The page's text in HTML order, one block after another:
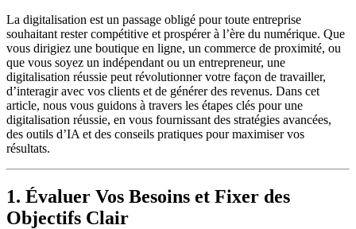
La digitalisation est un passage obligé pour toute entreprise
souhaitant rester compétitive et prospérer à l’ère du numérique. Que
vous dirigiez une boutique en ligne, un commerce de proximité, ou
que vous soyez un indépendant ou un entrepreneur, une
digitalisation réussie peut révolutionner votre façon de travailler,
d’interagir avec vos clients et de générer des revenus. Dans cet
article, nous vous guidons à travers les étapes clés pour une
digitalisation réussie, en vous fournissant des stratégies avancées,
des outils d’IA et des conseils pratiques pour maximiser vos
résultats.
1. Évaluer Vos Besoins et Fixer des
Objectifs Clair